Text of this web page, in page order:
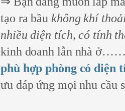
tạo ra bầu không khí
nhiều diện tích, có tính
kinh doanh lẫn nhà
phù hợp phòng có diện
ưu đáp ứng mọi nhu cầu